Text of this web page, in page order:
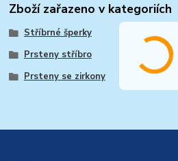
Zboží zařazeno v kategoriích
Stříbrné šperky
Prsteny stříbro
Prsteny se zirkony